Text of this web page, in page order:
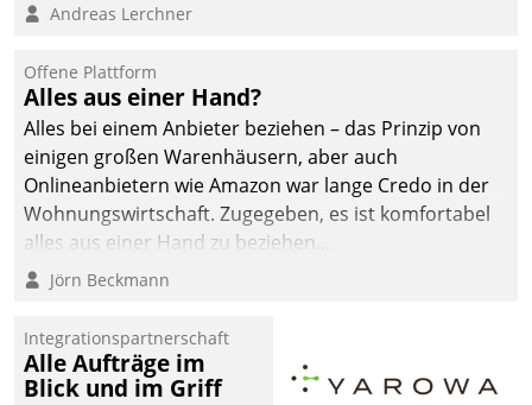
Andreas Lerchner
Offene Plattform
Alles aus einer Hand?
Alles bei einem Anbieter beziehen – das Prinzip von
einigen großen Warenhäusern, aber auch
Onlineanbietern wie Amazon war lange Credo in der
Wohnungswirtschaft. Zugegeben, es ist komfortabel
alles aus einer Hand zu beziehen...
Jörn Beckmann
Integrationspartnerschaft
Alle Aufträge im
Blick und im Griff